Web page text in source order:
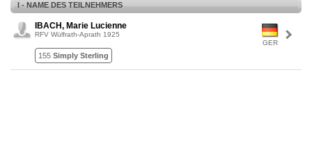
I - NAME DES TEILNEHMERS
GER
IBACH, Marie Lucienne
RFV Wülfrath-Aprath 1925
155 Simply Sterling